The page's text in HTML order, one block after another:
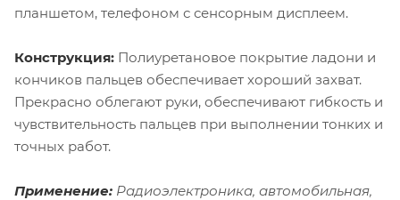
планшетом, телефоном с сенсорным дисплеем.
Конструкция: Полиуретановое покрытие ладони и
кончиков пальцев обеспечивает хороший захват.
Прекрасно облегают руки, обеспечивают гибкость и
чувствительность пальцев при выполнении тонких и
точных работ.
Применение: Радиоэлектроника, автомобильная,